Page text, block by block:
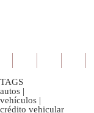
TAGS
autos |
vehículos |
crédito vehicular